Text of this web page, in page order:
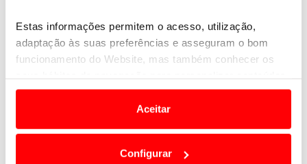
Estas informações permitem o acesso, utilização,
adaptação às suas preferências e asseguram o bom
funcionamento do Website, mas também conhecer os
e anúncios de modo a promover produtos e/ou serviços.
Em alguns casos, a utilização destas tecnologias
termos e a todo o tempo as suas preferências e limitando
Aceitar
Configurar
Depois da 3ª prova, ainda mais renhido!
1º António Moita – 285 pontos